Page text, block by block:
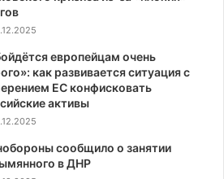
европейцам очень
как развивается ситуация с
ЕС конфисковать
активы
сообщило о занятии
в ДНР